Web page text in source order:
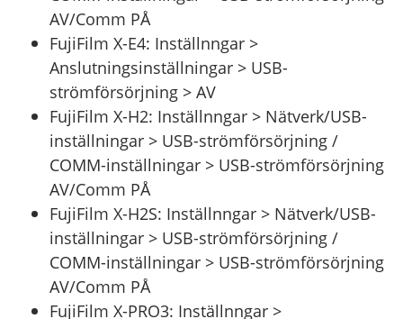
AV/Comm PÅ
FujiFilm X-E4: Inställnngar >
Anslutningsinställningar > USB-
strömförsörjning > AV
FujiFilm X-H2: Inställnngar > Nätverk/USB-
inställningar > USB-strömförsörjning /
COMM-inställningar > USB-strömförsörjning
AV/Comm PÅ
FujiFilm X-H2S: Inställnngar > Nätverk/USB-
inställningar > USB-strömförsörjning /
COMM-inställningar > USB-strömförsörjning
AV/Comm PÅ
FujiFilm X-PRO3: Inställnngar >